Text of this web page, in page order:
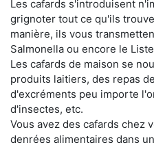
Les cafards s'introduisent
grignoter tout ce qu'ils
manière, ils vous
Salmonella ou encore le
Les cafards de maison se
produits laitiers, des repas
d'excréments peu importe
d'insectes, etc.
Vous avez des cafards chez
denrées alimentaires dans